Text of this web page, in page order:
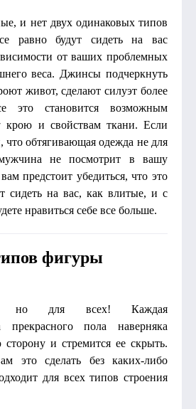
и нет двух одинаковых типов
равно будут сидеть на вас
от ваших проблемных
веса. Джинсы подчеркнуть
живот, сделают силуэт более
это становится возможным
крою и свойствам ткани. Если
что обтягивающая одежда не для
не посмотрит в вашу
предстоит убедиться, что это
сидеть на вас, как влитые, и с
нравиться себе все больше.
фигуры
но для всех! Каждая
прекрасного пола наверняка
и стремится ее скрыть.
это сделать без каких-либо
для всех типов строения